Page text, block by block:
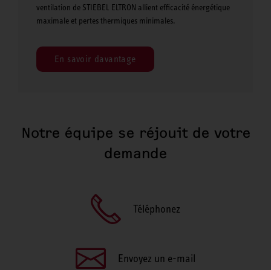
ventilation de STIEBEL ELTRON allient efficacité énergétique
maximale et pertes thermiques minimales.
En savoir davantage
Notre équipe se réjouit de votre
demande
Téléphonez
Envoyez un e-mail